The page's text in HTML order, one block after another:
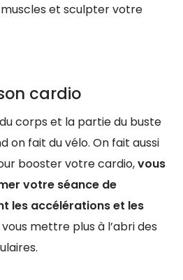
et sculpter votre
cardio
corps et la partie du buste
on fait du vélo. On fait aussi
booster votre cardio,vous
votre séance de
les accélérations et les
vous mettre plus à l’abri des